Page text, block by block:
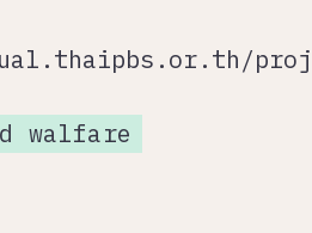
walfare